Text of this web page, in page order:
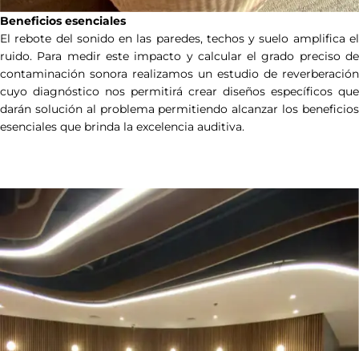
Beneficios esenciales
El rebote del sonido en las paredes, techos y suelo amplifica el
ruido. Para medir este impacto y calcular el grado preciso de
contaminación sonora realizamos un estudio de reverberación
cuyo diagnóstico nos permitirá crear diseños específicos que
darán solución al problema permitiendo alcanzar los beneficios
esenciales que brinda la excelencia auditiva.